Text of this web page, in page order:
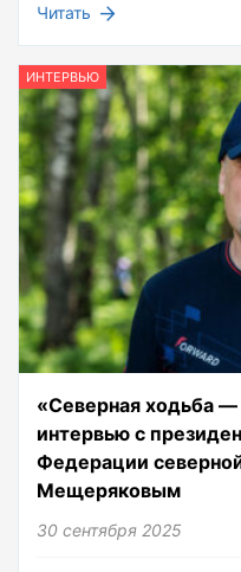
Читать
ИНТЕРВЬЮ
«Северная ходьба
интервью с
Федерации
Мещеряковым
30 сентября 2025